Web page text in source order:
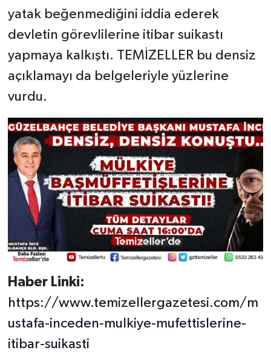
yatak beğenmediğini iddia ederek
devletin görevlilerine itibar suikastı
yapmaya kalkıştı. TEMİZELLER bu densiz
açıklamayı da belgeleriyle yüzlerine
vurdu.
Haber Linki:
https://www.temizellergazetesi.com/m
ustafa-inceden-mulkiye-mufettislerine-
itibar-suikasti